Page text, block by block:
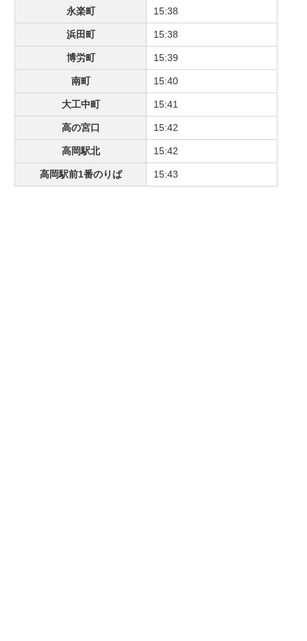
永楽町 15:38
浜田町 15:38
博労町 15:39
南町 15:40
大工中町 15:41
高の宮口 15:42
高岡駅北 15:42
高岡駅前1番のりば 15:43